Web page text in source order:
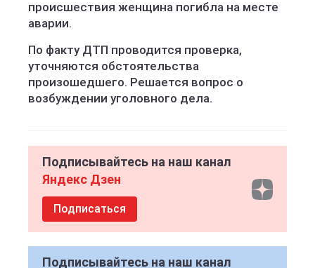
происшествия женщина погибла на месте
аварии.
По факту ДТП проводится проверка,
уточняются обстоятельства
произошедшего. Решается вопрос о
возбуждении уголовного дела.
Подписывайтесь на наш канал
Яндекс Дзен
Подписаться
Подписывайтесь на наш канал